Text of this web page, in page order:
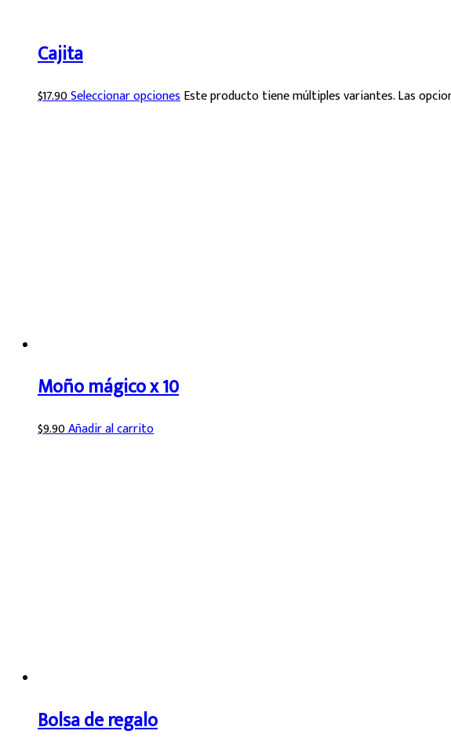
Cajita
$17.90Seleccionar opcionesEste producto tiene múltiples variantes. Las
Moño mágico x 10
$9.90Añadir al carrito
Bolsa de regalo